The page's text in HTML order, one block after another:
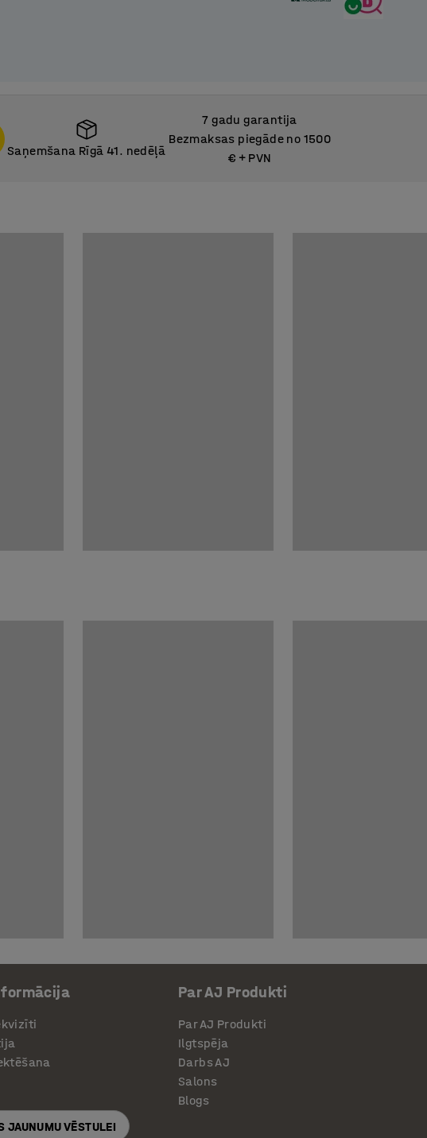
Saņemšana Rīgā 41. nedēļā
7 gadu garantija
Bezmaksas piegāde no 1500
€ + PVN
JAUNUMU VĒSTULEI
Par AJ Produkti
Par AJ Produkti
Ilgtspēja
Darbs AJ
Salons
Blogs